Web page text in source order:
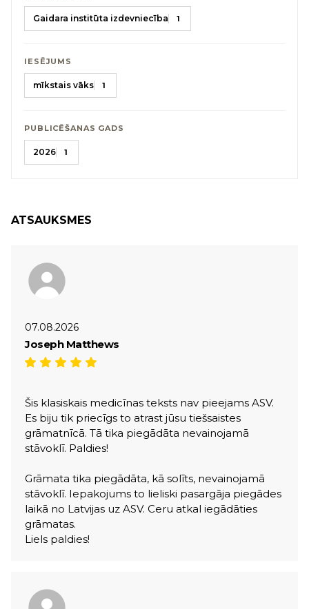
Gaidara institūta izdevniecība 1
IESĒJUMS
mīkstais vāks 1
PUBLICĒŠANAS GADS
2026 1
ATSAUKSMES
07.08.2026
Joseph Matthews
Šis klasiskais medicīnas teksts nav pieejams ASV.
Es biju tik priecīgs to atrast jūsu tiešsaistes
grāmatnīcā. Tā tika piegādāta nevainojamā
stāvoklī. Paldies!
Grāmata tika piegādāta, kā solīts, nevainojamā
stāvoklī. Iepakojums to lieliski pasargāja piegādes
laikā no Latvijas uz ASV. Ceru atkal iegādāties
grāmatas.
Liels paldies!